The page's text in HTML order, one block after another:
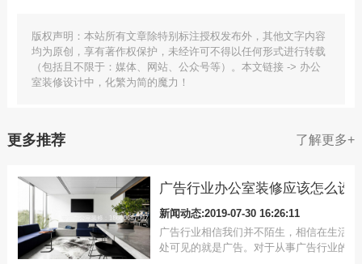
版权声明：本站所有文章除特别标注授权发布外，其他文字内容
均为原创，享有著作权保护，未经许可不得以任何形式进行转载
（包括且不限于：媒体、网站、公众号等）。本文链接 -> 办公
室装修设计中，化繁为简的魔力！
更多推荐 了解更多+
广告行业办公室装修应该怎么设
新闻动态:2019-07-30 16:26:11
广告行业相信我们并不陌生，相信在生活中
处可见的就是广告。对于从事广告行业的公